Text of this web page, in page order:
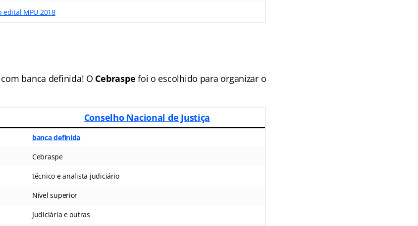
MPU 2018
banca definida! O Cebraspe foi o escolhido para organizar o
Conselho Nacional de Justiça
banca definida
Cebraspe
técnico e analista judiciário
Nível superior
Judiciária e outras